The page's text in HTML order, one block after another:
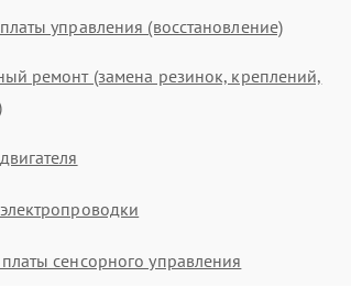
управления (восстановление)
ремонт (замена резинок, креплений,
сенсорного управления